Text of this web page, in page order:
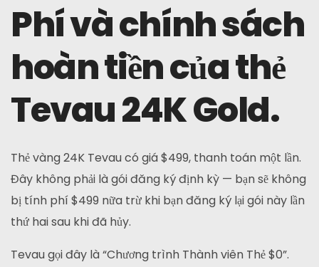
Phí và chính sách
hoàn tiền của thẻ
Tevau 24K Gold.
Thẻ vàng 24K Tevau có giá $499, thanh toán một lần.
Đây không phải là gói đăng ký định kỳ — bạn sẽ không
bị tính phí $499 nữa trừ khi bạn đăng ký lại gói này lần
thứ hai sau khi đã hủy.
Tevau gọi đây là “Chương trình Thành viên Thẻ $0”.